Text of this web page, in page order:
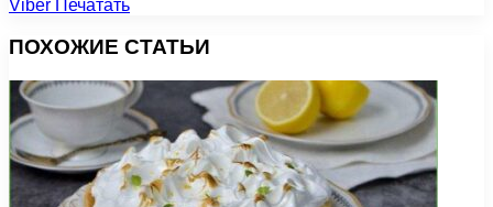
Viber Печатать
ПОХОЖИЕ СТАТЬИ